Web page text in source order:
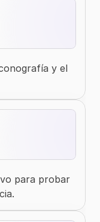
y el
para probar